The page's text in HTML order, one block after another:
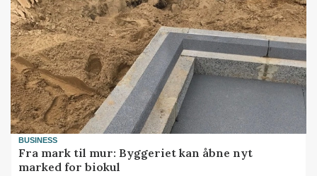
BUSINESS
Fra mark til mur: Byggeriet kan åbne nyt
marked for biokul